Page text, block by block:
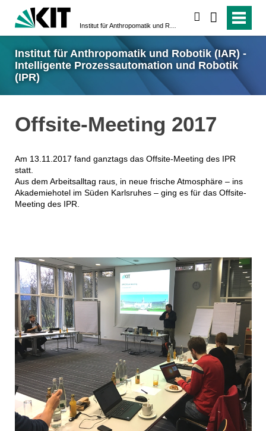
Institut für Anthropomatik und Robotik (IAR) -
Intelligente Prozessautomation und Robotik
(IPR)
Offsite-Meeting 2017
Am 13.11.2017 fand ganztags das Offsite-Meeting des IPR
statt.
Aus dem Arbeitsalltag raus, in neue frische Atmosphäre – ins
Akademiehotel im Süden Karlsruhes – ging es für das Offsite-
Meeting des IPR.